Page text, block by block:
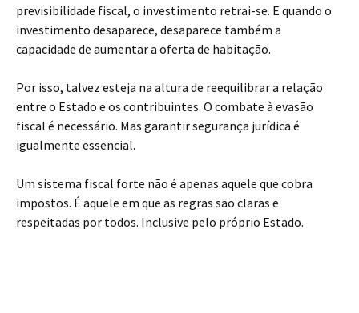
previsibilidade fiscal, o investimento retrai-se. E quando o
investimento desaparece, desaparece também a
capacidade de aumentar a oferta de habitação.
Por isso, talvez esteja na altura de reequilibrar a relação
entre o Estado e os contribuintes. O combate à evasão
fiscal é necessário. Mas garantir segurança jurídica é
igualmente essencial.
Um sistema fiscal forte não é apenas aquele que cobra
impostos. É aquele em que as regras são claras e
respeitadas por todos. Inclusive pelo próprio Estado.